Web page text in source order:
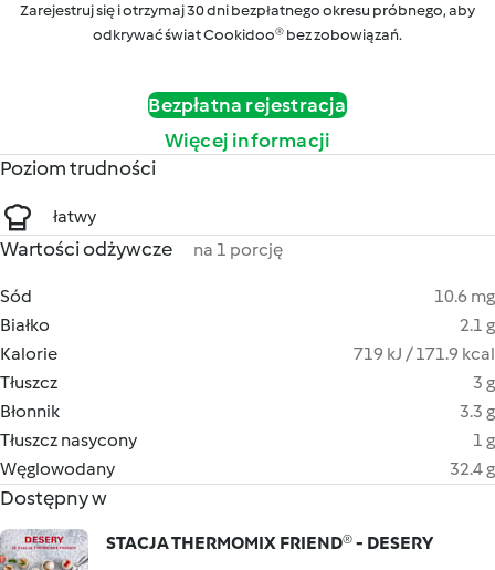
Zarejestruj się i otrzymaj 30 dni bezpłatnego okresu próbnego, aby
odkrywać świat Cookidoo® bez zobowiązań.
Bezpłatna rejestracja
Więcej informacji
Poziom trudności
łatwy
Wartości odżywcze na 1 porcję
Sód
10.6 mg
Białko
2.1 g
Kalorie
719 kJ / 171.9 kcal
Tłuszcz
3 g
Błonnik
3.3 g
Tłuszcz nasycony
1 g
Węglowodany
32.4 g
Dostępny w
STACJA THERMOMIX FRIEND® - DESERY